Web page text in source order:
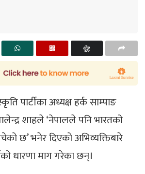
पार्टीका अध्यक्ष हर्क साम्पाङ
शाहले ‘नेपालले पनि भारतको
छ’ भनेर दिएको अभिव्यक्तिबारे
धारणा माग गरेका छन्।